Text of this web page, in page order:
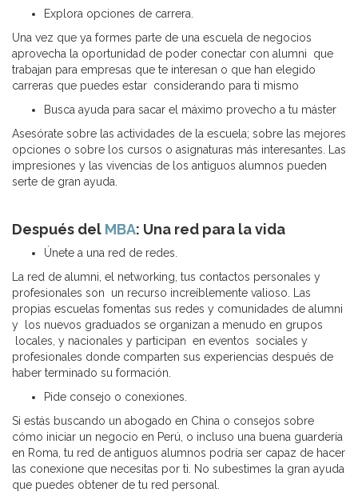
Explora opciones de carrera.
Una vez que ya formes parte de una escuela de negocios
aprovecha la oportunidad de poder conectar con alumni que
trabajan para empresas que te interesan o que han elegido
carreras que puedes estar considerando para ti mismo
Busca ayuda para sacar el máximo provecho a tu máster
Asesórate sobre las actividades de la escuela; sobre las mejores
opciones o sobre los cursos o asignaturas más interesantes. Las
impresiones y las vivencias de los antiguos alumnos pueden
serte de gran ayuda.
Después del MBA: Una red para la vida
Únete a una red de redes.
La red de alumni, el networking, tus contactos personales y
profesionales son un recurso increíblemente valioso. Las
propias escuelas fomentas sus redes y comunidades de alumni
y los nuevos graduados se organizan a menudo en grupos
locales, y nacionales y participan en eventos sociales y
profesionales donde comparten sus experiencias después de
haber terminado su formación.
Pide consejo o conexiones.
Si estás buscando un abogado en China o consejos sobre
cómo iniciar un negocio en Perú, o incluso una buena guardería
en Roma, tu red de antiguos alumnos podría ser capaz de hacer
las conexione que necesitas por ti. No subestimes la gran ayuda
que puedes obtener de tu red personal.